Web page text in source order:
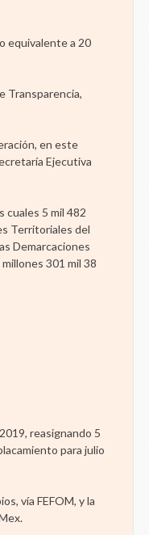
equivalente a 20
Transparencia,
en este
Ejecutiva
cuales 5 mil 482
Territoriales del
Demarcaciones
301 mil 38
reasignando 5
para julio
vía FEFOM, y la